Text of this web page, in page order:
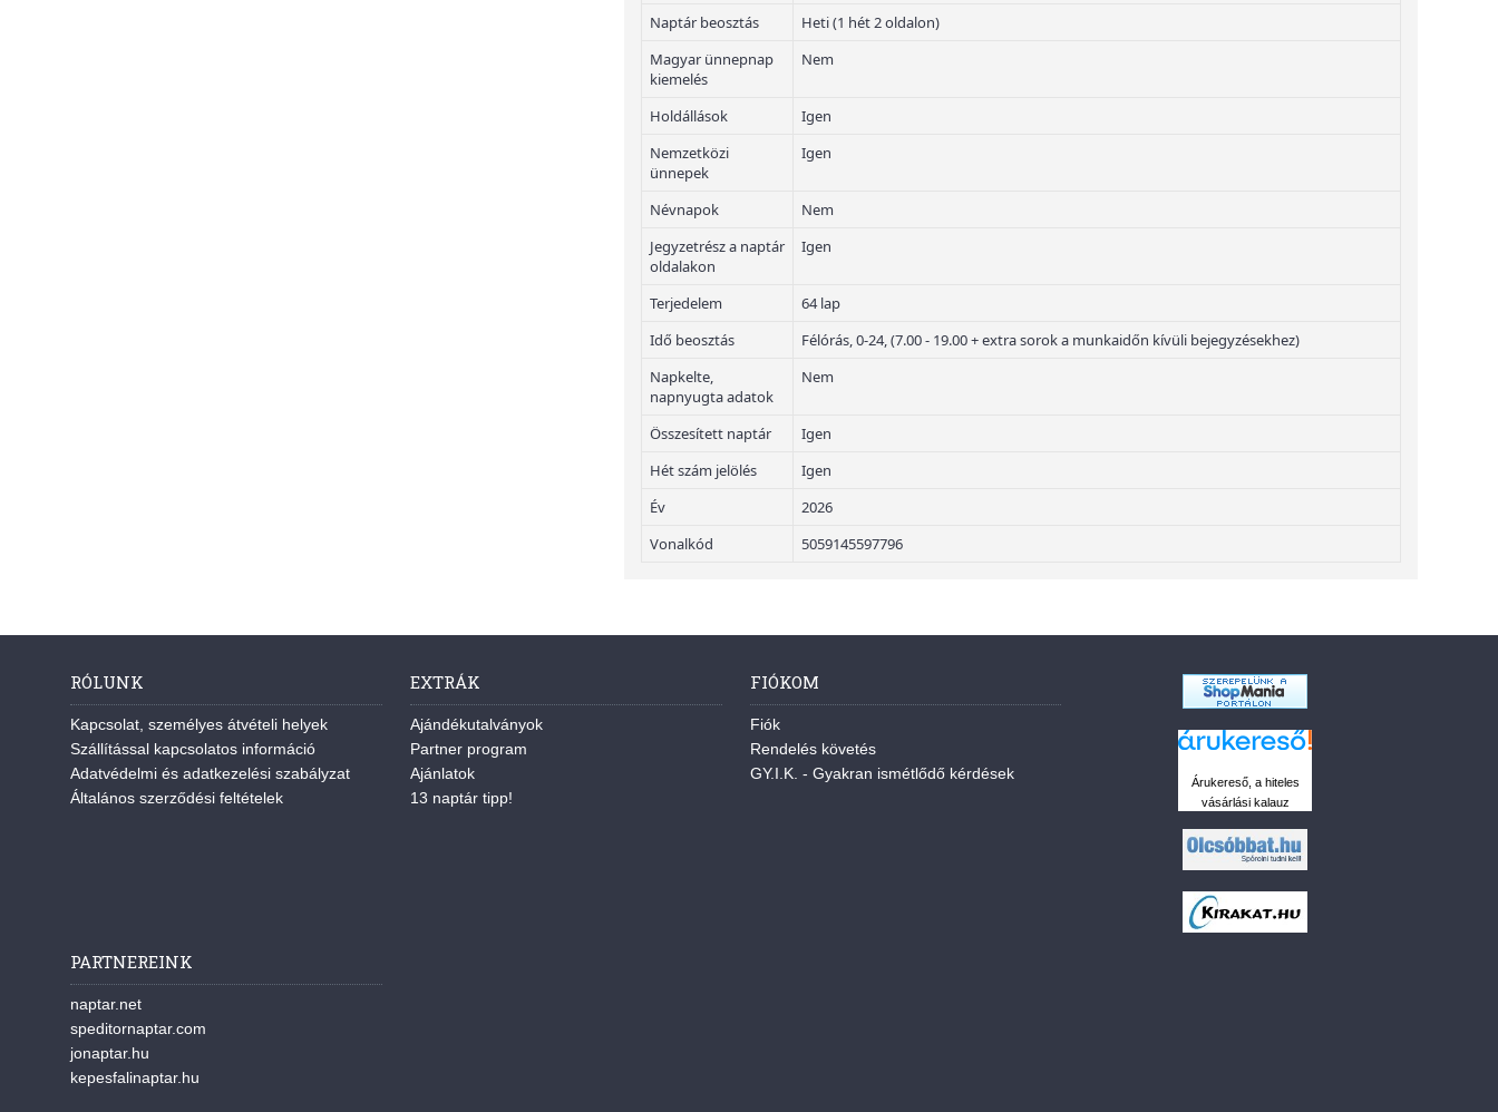
Naptár beosztás
Heti (1 hét 2 oldalon)
Magyar ünnepnap
kiemelés
Nem
Holdállások
Igen
Nemzetközi
ünnepek
Igen
Névnapok
Nem
Jegyzetrész a naptár
oldalakon
Igen
Terjedelem
64 lap
Idő beosztás
Félórás, 0-24, (7.00 - 19.00 + extra sorok a munkaidőn kívüli bejegyzésekhez)
Napkelte,
napnyugta adatok
Nem
Összesített naptár
Igen
Hét szám jelölés
Igen
Év
2026
Vonalkód
5059145597796
RÓLUNK
Kapcsolat, személyes átvételi helyek
Szállítással kapcsolatos információ
Adatvédelmi és adatkezelési szabályzat
Általános szerződési feltételek
EXTRÁK
Ajándékutalványok
Partner program
Ajánlatok
13 naptár tipp!
FIÓKOM
Fiók
Rendelés követés
GY.I.K. - Gyakran ismétlődő kérdések
Árukereső, a hiteles
vásárlási kalauz
PARTNEREINK
naptar.net
speditornaptar.com
jonaptar.hu
kepesfalinaptar.hu